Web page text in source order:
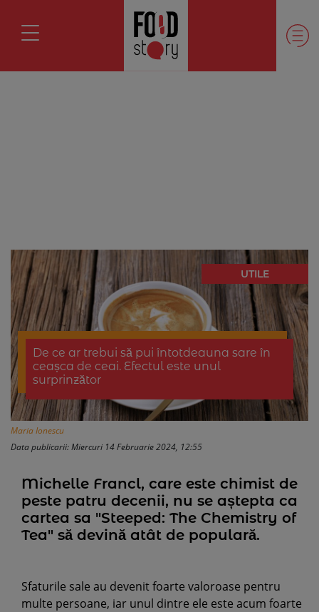
UTILE
De ce ar trebui să pui întotdeauna sare în
ceașca de ceai. Efectul este unul
surprinzător
Maria Ionescu
Data publicarii: Miercuri 14 Februarie 2024, 12:55
Michelle Francl, care este chimist de
peste patru decenii, nu se aștepta ca
cartea sa "Steeped: The Chemistry of
Tea" să devină atât de populară.
Sfaturile sale au devenit foarte valoroase pentru
multe persoane, iar unul dintre ele este acum foarte